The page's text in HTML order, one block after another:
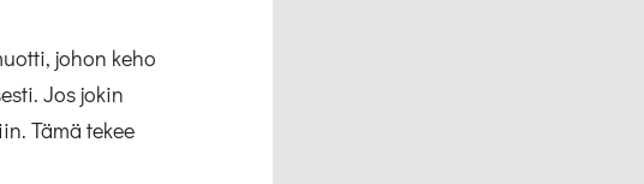
johon keho
Jos jokin
Tämä tekee